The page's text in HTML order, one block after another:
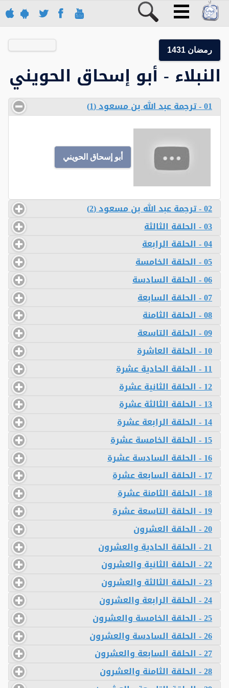
رمضان 1431
النبلاء - أبو إسحاق الحويني
01 - ترجمة عبد الله بن مسعود (1)
أبو إسحاق الحويني
02 - ترجمة عبد الله بن مسعود (2)
03 - الحلقة الثالثة
04 - الحلقة الرابعة
05 - الحلقة الخامسة
06 - الحلقة السادسة
07 - الحلقة السابعة
08 - الحلقة الثامنة
09 - الحلقة التاسعة
10 - الحلقة العاشرة
11 - الحلقة الحادية عشرة
12 - الحلقة الثانية عشرة
13 - الحلقة الثالثة عشرة
14 - الحلقة الرابعة عشرة
15 - الحلقة الخامسة عشرة
16 - الحلقة السادسة عشرة
17 - الحلقة السابعة عشرة
18 - الحلقة الثامنة عشرة
19 - الحلقة التاسعة عشرة
20 - الحلقة العشرون
21 - الحلقة الحادية والعشرون
22 - الحلقة الثانية والعشرون
23 - الحلقة الثالثة والعشرون
24 - الحلقة الرابعة والعشرون
25 - الحلقة الخامسة والعشرون
26 - الحلقة السادسة والعشرون
27 - الحلقة السابعة والعشرون
28 - الحلقة الثامنة والعشرون